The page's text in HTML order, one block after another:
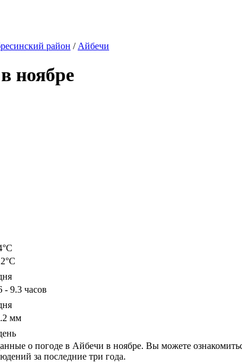
район / Айбечи
ноябре
- 9.3 часов
мм
о погоде в Айбечи в ноябре. Вы можете
за последние три года.